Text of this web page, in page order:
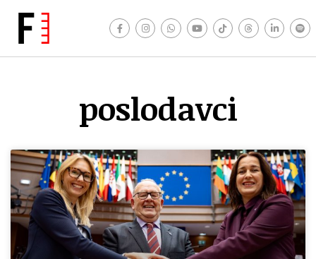
poslodavci